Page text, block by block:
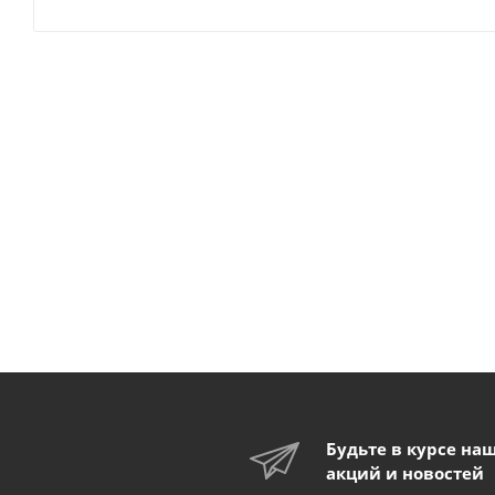
Будьте в курсе
акций и новостей